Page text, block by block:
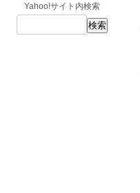
Yahoo!サイト内検索